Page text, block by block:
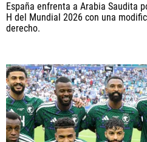
España enfrenta a Arabia Saudita
H del Mundial 2026 con una
derecho.